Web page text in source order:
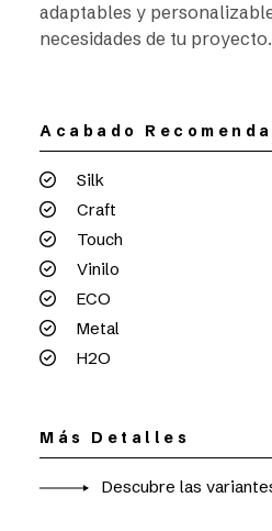
adaptables y
necesidades de tu proyecto.
Acabado
Silk
Craft
Touch
Vinilo
ECO
Metal
H2O
Más Detalles
Descubre las